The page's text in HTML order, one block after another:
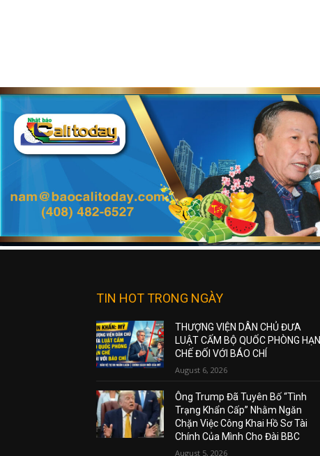
TIN HOT TRONG NGÀY
THƯỢNG VIỆN DÂN CHỦ ĐƯA
LUẬT CẤM BỘ QUỐC PHÒNG HẠN
CHẾ ĐỐI VỚI BÁO CHÍ
August 6, 2026
Ông Trump Đã Tuyên Bố “Tình
Trạng Khẩn Cấp” Nhằm Ngăn
Chặn Việc Công Khai Hồ Sơ Tài
Chính Của Mình Cho Đài BBC
August 5, 2026